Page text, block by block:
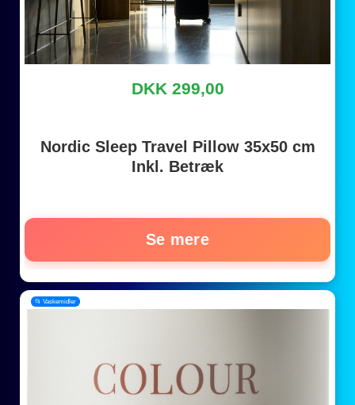
DKK 299,00
Nordic Sleep Travel Pillow 35x50 cm
Inkl. Betræk
Se mere
📂 Vaskemidler